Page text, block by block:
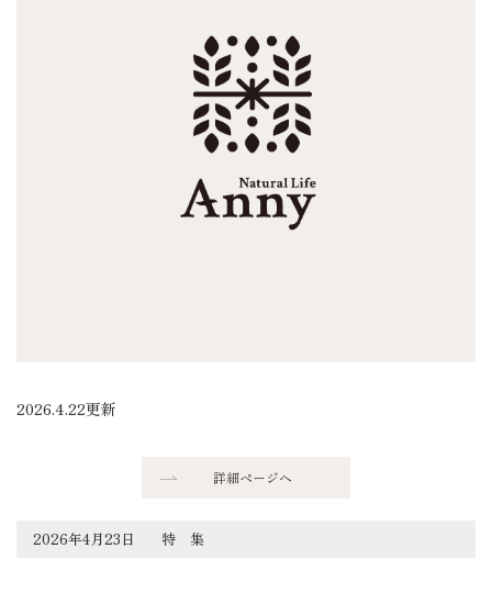
2026.4.22更新
詳細ページへ
2026年4月23日 特 集